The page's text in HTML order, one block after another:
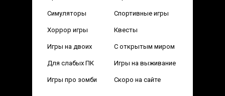
Симуляторы Спортивные игры
Хоррор игры Квесты
Игры на двоих С открытым миром
Для слабых ПК Игры на выживание
Игры про зомби Скоро на сайте